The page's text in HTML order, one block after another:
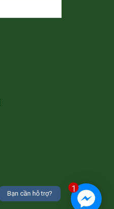
1
Bạn cần hỗ trợ?